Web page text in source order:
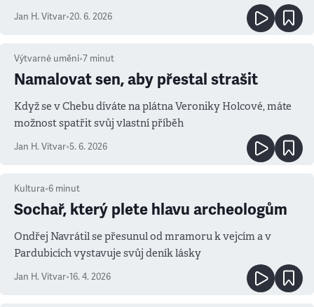
Jan H. Vitvar•20. 6. 2026
Výtvarné umění•7 minut
Namalovat sen, aby přestal strašit
Když se v Chebu díváte na plátna Veroniky Holcové, máte
možnost spatřit svůj vlastní příběh
Jan H. Vitvar•5. 6. 2026
Kultura•6 minut
Sochař, který plete hlavu archeologům
Ondřej Navrátil se přesunul od mramoru k vejcím a v
Pardubicích vystavuje svůj deník lásky
Jan H. Vitvar•16. 4. 2026